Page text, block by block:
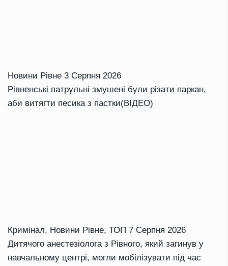
Новини Рівне 3 Серпня 2026
Рівненські патрульні змушені були різати паркан,
аби витягти песика з пастки(ВІДЕО)
Кримінал, Новини Рівне, ТОП 7 Серпня 2026
Дитячого анестезіолога з Рівного, який загинув у
навчальному центрі, могли мобілізувати під час